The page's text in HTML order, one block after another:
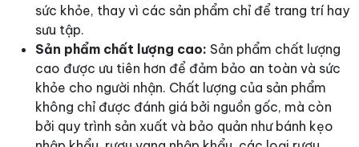
sức khỏe, thay vì các sản phẩm chỉ để trang trí hay
sưu tập.
Sản phẩm chất lượng cao: Sản phẩm chất lượng
cao được ưu tiên hơn để đảm bảo an toàn và sức
khỏe cho người nhận. Chất lượng của sản phẩm
không chỉ được đánh giá bởi nguồn gốc, mà còn
bởi quy trình sản xuất và bảo quản như bánh kẹo